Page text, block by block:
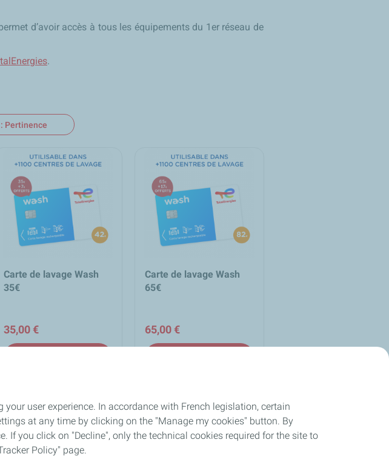
d’avoir accès à tous les équipements du 1er réseau de
.
Pertinence
Carte de lavage Wash
35€
35,00 €
Carte de lavage Wash
65€
65,00 €
Paiement sécurisé et
confidentiel
loop Retour produit sur 30 jours
user experience. In accordance with French legislation, certain
at any time by clicking on the "Manage my cookies" button. By
If you click on "Decline", only the technical cookies required for the site to
Policy" page.